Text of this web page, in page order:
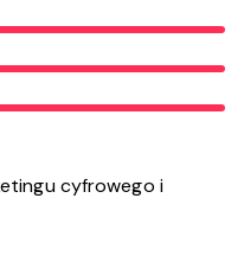
cyfrowego i